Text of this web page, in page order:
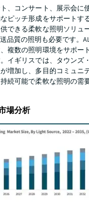
、コンサート、展示会に
ピッチ形成をサポートす
できる柔軟な照明ソリュ
品質の照明も必要です。
複数の照明環境をサポー
イギリスでは、タウンズ
増加し、多目的コミュニ
続可能で柔軟な照明の需
場分析